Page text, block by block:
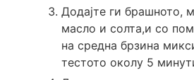
Додајте ги брашното,
масло и солта,и со
на средна брзина
тестото околу 5